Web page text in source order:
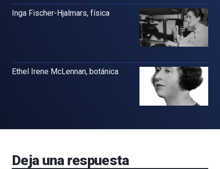
Inga Fischer-Hjalmars, física
Ethel Irene McLennan, botánica
Deja una respuesta